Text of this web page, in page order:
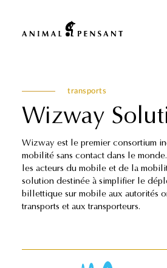
transports
Wizway
Wizway est le premier consortium
mobilité sans contact dans le
les acteurs du mobile et de la
solution destinée à simplifier le
billettique sur mobile aux autorités
transports et aux transporteurs.